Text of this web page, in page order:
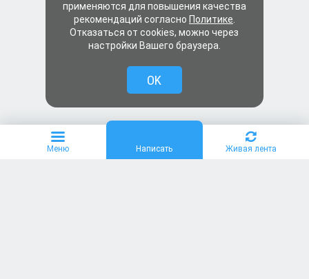
Меню Написать Живая лента
применяются для повышения качества
рекомендаций согласно Политике
Отказаться от cookies, можно через
настройки Вашего браузера.
OK